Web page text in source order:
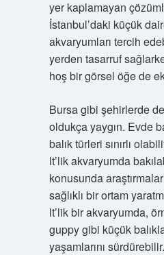
yer kaplamayan
İstanbul’daki küçük
akvaryumları tercih
yerden tasarruf
hoş bir görsel öğe de
Bursa gibi şehirlerde
oldukça yaygın. Evde
balık türleri sınırlı
lt’lik akvaryumda
konusunda
sağlıklı bir ortam
lt’lik bir akvaryumda,
guppy gibi küçük
yaşamlarını